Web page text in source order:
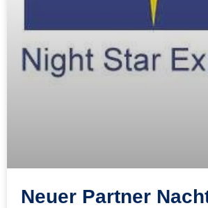
Neuer Partner